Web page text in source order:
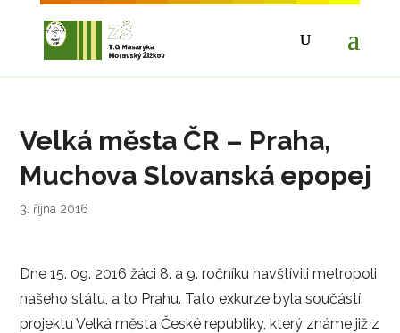
Velká města ČR – Praha,
Muchova Slovanská epopej
3. října 2016
Dne 15. 09. 2016 žáci 8. a 9. ročníku navštívili metropoli
našeho státu, a to Prahu. Tato exkurze byla součástí
projektu Velká města České republiky, který známe již z